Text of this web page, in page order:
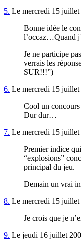
5. Le mercredi 15
Bonne idée le
l’occaz…Quand
Je ne participe
verrais les
SUR!!!”)
6. Le mercredi 15 juillet
Cool un
Dur dur…
7. Le mercredi 15
Premier indice
“explosions”
principal du jeu.
Demain un vrai
8. Le mercredi 15
Je crois que je
9. Le jeudi 16 juillet